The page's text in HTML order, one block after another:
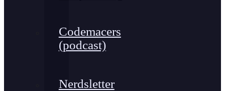
Codemacers
(podcast)
Nerdsletter